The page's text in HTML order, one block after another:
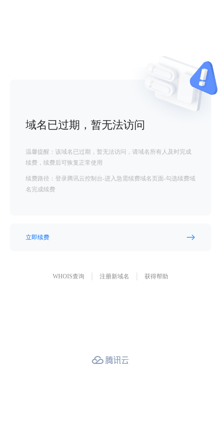
域名已过期，暂无法访问
温馨提醒：该域名已过期，暂无法访问，请域名所有人及时完成
续费，续费后可恢复正常使用
续费路径：登录腾讯云控制台-进入急需续费域名页面-勾选续费域
名完成续费
立即续费
WHOIS查询 注册新域名 获得帮助